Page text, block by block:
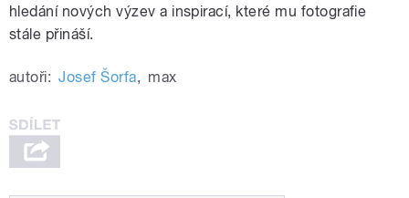
hledání nových výzev a inspirací, které mu fotografie
stále přináší.
autoři: Josef Šorfa, max